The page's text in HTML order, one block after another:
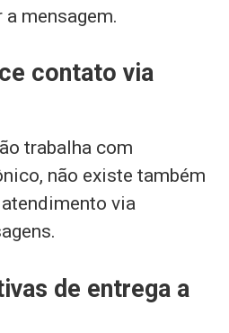
mensagem.
contato via
trabalha com
não existe também
via
de entrega a